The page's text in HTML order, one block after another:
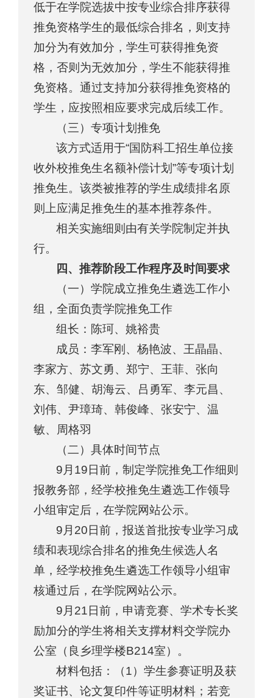
低于在学院选拔中按专业综合排序获得
推免资格学生的最低综合排名，则支持
加分为有效加分，学生可获得推免资
格，否则为无效加分，学生不能获得推
免资格。通过支持加分获得推免资格的
学生，应按照相应要求完成后续工作。
（三）专项计划推免
该方式适用于“国防科工招生单位接
收外校推免生名额补偿计划”等专项计划
推免生。该类被推荐的学生成绩排名原
则上应满足推免生的基本推荐条件。
相关实施细则由有关学院制定并执
行。
四、推荐阶段工作程序及时间要求
（一）学院成立推免生遴选工作小
组，全面负责学院推免工作
组长：陈珂、姚裕贵
成员：李军刚、杨艳波、王晶晶、
李家方、苏文勇、郑宁、王菲、张向
东、邹健、胡海云、吕勇军、李元昌、
刘伟、尹璋琦、韩俊峰、张安宁、温
敏、周格羽
（二）具体时间节点
9月19日前，制定学院推免工作细则
报教务部，经学校推免生遴选工作领导
小组审定后，在学院网站公示。
9月20日前，报送首批按专业学习成
绩和表现综合排名的推免生候选人名
单，经学校推免生遴选工作领导小组审
核通过后，在学院网站公示。
9月21日前，申请竞赛、学术专长奖
励加分的学生将相关支撑材料交学院办
公室（良乡理学楼B214室）。
材料包括：（1）学生参赛证明及获
奖证书、论文复印件等证明材料；若竞